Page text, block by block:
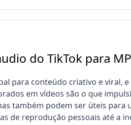
do TikTok para
para conteúdo criativo e viral,
em vídeos são o que
também podem ser úteis para
de reprodução pessoais até a